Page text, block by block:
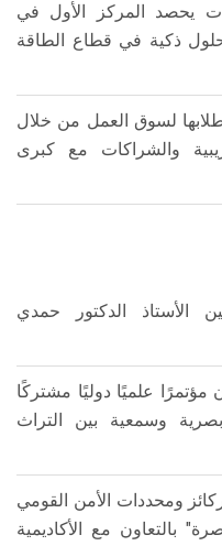
يحصد المركز الأول في
حلول ذكية في قطاع الطاقة
لسوق العمل من خلال
والشراكات مع كبرى
الأستاذ الدكتور حمدي
مؤتمرًا علميًا دوليًا مشتركًا
وسمعية بين التراث
ومحددات الأمن القومي
بالتعاون مع الأكاديمية